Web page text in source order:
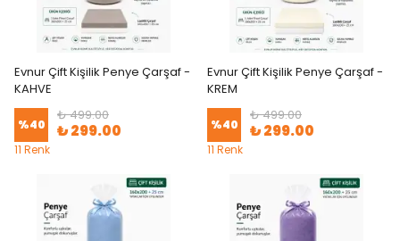
Evnur Çift Kişilik Penye Çarşaf -
KAHVE
%40
₺ 499.00
₺ 299.00
11 Renk
Evnur Çift Kişilik Penye Çarşaf -
KREM
%40
₺ 499.00
₺ 299.00
11 Renk